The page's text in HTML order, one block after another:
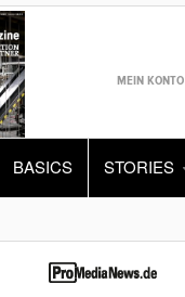
MEIN KONTO
BASICS STORIES